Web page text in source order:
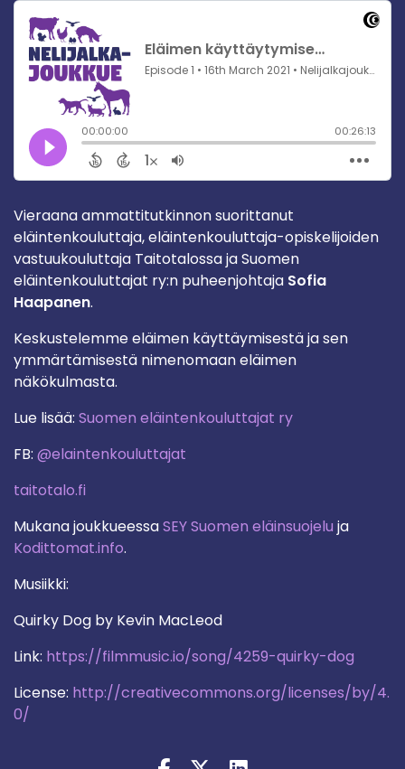
Vieraana ammattitutkinnon suorittanut
eläintenkouluttaja, eläintenkouluttaja-opiskelijoiden
vastuukouluttaja Taitotalossa ja Suomen
eläintenkouluttajat ry:n puheenjohtaja Sofia
Haapanen.
Keskustelemme eläimen käyttäymisestä ja sen
ymmärtämisestä nimenomaan eläimen
näkökulmasta.
Lue lisää: Suomen eläintenkouluttajat ry
FB: @elaintenkouluttajat
taitotalo.fi
Mukana joukkueessaSEY Suomen eläinsuojelu ja
Kodittomat.info.
Musiikki:
Quirky Dog by Kevin MacLeod
Link: https://filmmusic.io/song/4259-quirky-dog
License: http://creativecommons.org/licenses/by/4.
0/